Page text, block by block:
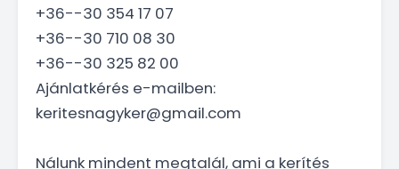
+36--30 354 17 07
+36--30 710 08 30
+36--30 325 82 00
Ajánlatkérés e-mailben:
keritesnagyker@gmail.com
Nálunk mindent megtalál, ami a kerítés